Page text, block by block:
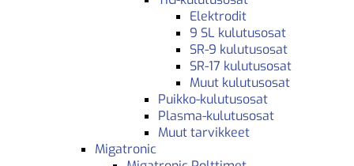
Elektrodit
9 SL kulutusosat
SR-9 kulutusosat
SR-17 kulutusosat
Muut kulutusosat
Puikko-kulutusosat
Plasma-kulutusosat
Muut tarvikkeet
Migatronic